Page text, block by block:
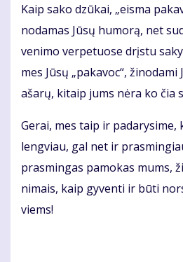
Kaip sa­ko dzū­kai, „eis­ma
no­da­mas Jū­sų hu­mo­rą, net
ve­ni­mo ver­pe­tuo­se drįs­tu
mes Jū­sų „pa­ka­voc“, ži­no­da­mi
aša­rų, ki­taip jums nė­ra ko čia
Ge­rai, mes taip ir pa­da­ry­si­me,
leng­viau, gal net ir
pra­smin­gas pa­mo­kas mums,
ni­mais, kaip gy­ven­ti ir bū­ti
viems!